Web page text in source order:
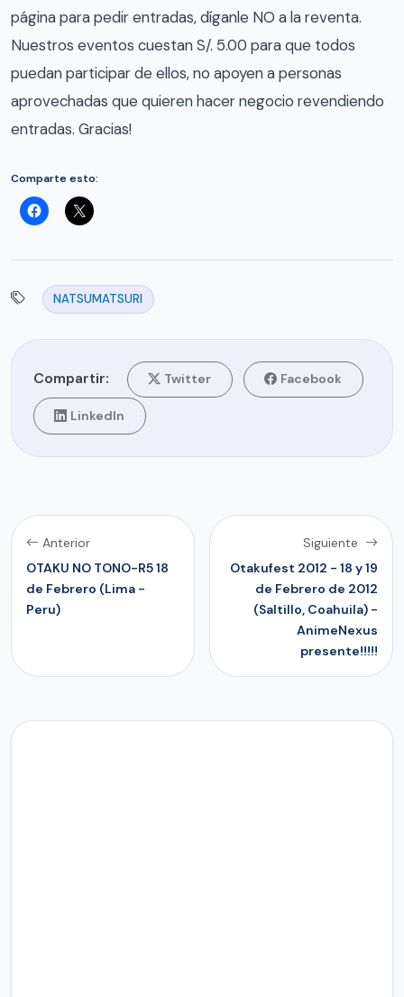
página para pedir entradas, díganle NO a la reventa.
Nuestros eventos cuestan S/. 5.00 para que todos
puedan participar de ellos, no apoyen a personas
aprovechadas que quieren hacer negocio revendiendo
entradas. Gracias!
Comparte esto:
NATSUMATSURI
Compartir: Twitter Facebook
LinkedIn
Anterior
OTAKU NO TONO-R5 18
de Febrero (Lima -
Peru)
Siguiente
Otakufest 2012 - 18 y 19
de Febrero de 2012
(Saltillo, Coahuila) -
AnimeNexus
presente!!!!!